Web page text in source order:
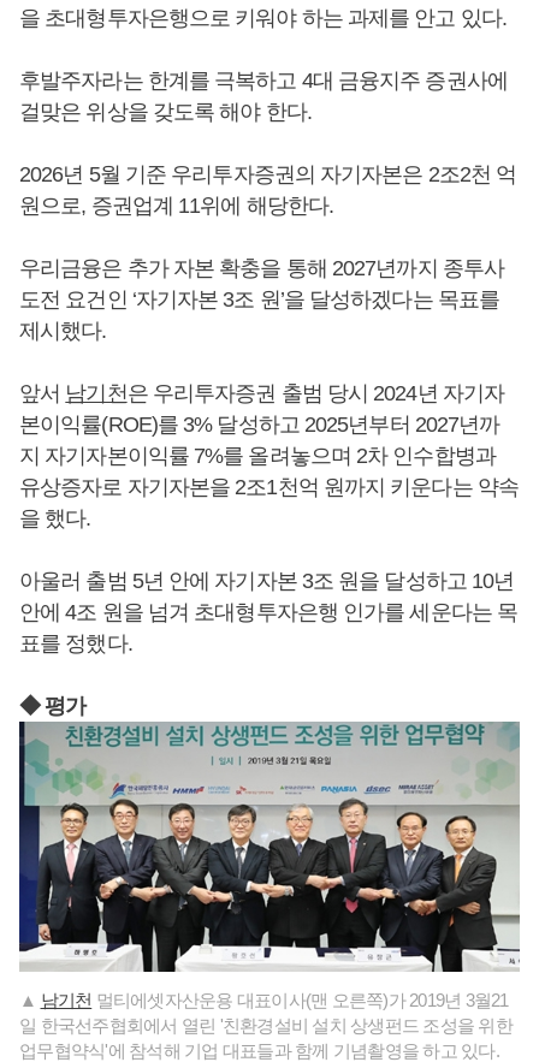
을 초대형투자은행으로 키워야 하는 과제를 안고 있다.
후발주자라는 한계를 극복하고 4대 금융지주 증권사에
걸맞은 위상을 갖도록 해야 한다.
2026년 5월 기준 우리투자증권의 자기자본은 2조2천 억
원으로, 증권업계 11위에 해당한다.
우리금융은 추가 자본 확충을 통해 2027년까지 종투사
도전 요건인 ‘자기자본 3조 원’을 달성하겠다는 목표를
제시했다.
앞서 남기천은 우리투자증권 출범 당시 2024년 자기자
본이익률(ROE)를 3% 달성하고 2025년부터 2027년까
지 자기자본이익률 7%를 올려놓으며 2차 인수합병과
유상증자로 자기자본을 2조1천억 원까지 키운다는 약속
을 했다.
아울러 출범 5년 안에 자기자본 3조 원을 달성하고 10년
안에 4조 원을 넘겨 초대형투자은행 인가를 세운다는 목
표를 정했다.
◆ 평가
▲ 남기천 멀티에셋자산운용 대표이사(맨 오른쪽)가 2019년 3월21
일 한국선주협회에서 열린 '친환경설비 설치 상생펀드 조성을 위한
업무협약식'에 참석해 기업 대표들과 함께 기념촬영을 하고 있다.